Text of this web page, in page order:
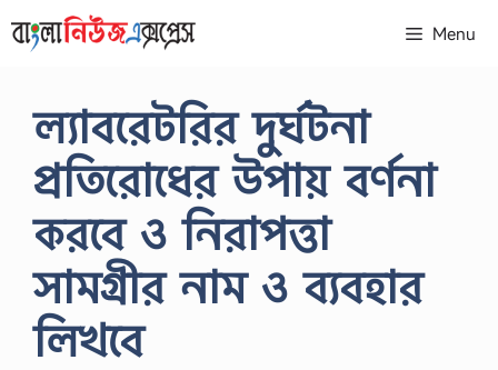
to
Menu
ল্যাবরেটরির দুর্ঘটনা
প্রতিরোধের উপায় বর্ণনা
করবে ও নিরাপত্তা
সামগ্রীর নাম ও ব্যবহার
লিখবে